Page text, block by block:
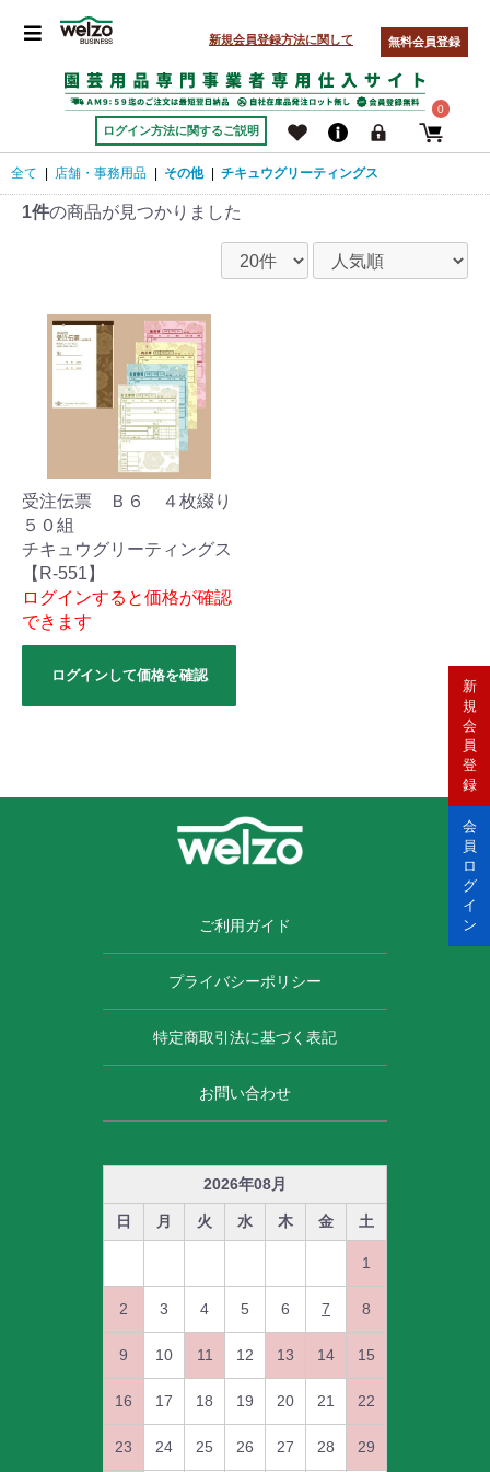
新規会員登録方法に関して 無料会員登録
ログイン方法に関するご説明
0
全て | 店舗・事務用品 | その他 | チキュウグリーティングス
1件の商品が見つかりました
受注伝票 Ｂ６ ４枚綴り
５０組
チキュウグリーティングス
【R-551】
ログインすると価格が確認
できます
ログインして価格を確認
ご利用ガイド
プライバシーポリシー
特定商取引法に基づく表記
お問い合わせ
2026年08月
日 月 火 水 木 金 土
1
2 3 4 5 6 7 8
9 10 11 12 13 14 15
16 17 18 19 20 21 22
23 24 25 26 27 28 29
新
規
会
員
登
録
会
員
ロ
グ
イ
ン